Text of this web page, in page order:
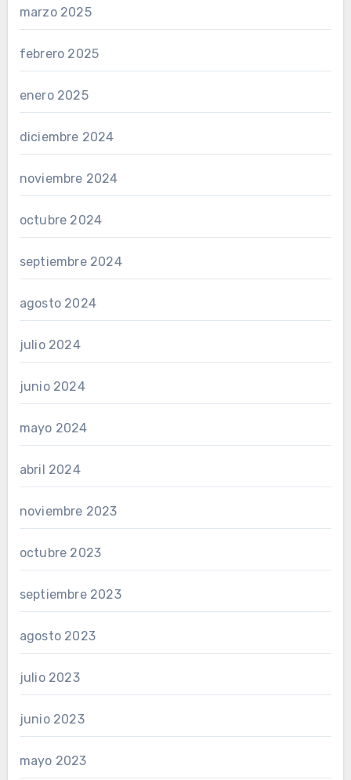
marzo 2025
febrero 2025
enero 2025
diciembre 2024
noviembre 2024
octubre 2024
septiembre 2024
agosto 2024
julio 2024
junio 2024
mayo 2024
abril 2024
noviembre 2023
octubre 2023
septiembre 2023
agosto 2023
julio 2023
junio 2023
mayo 2023